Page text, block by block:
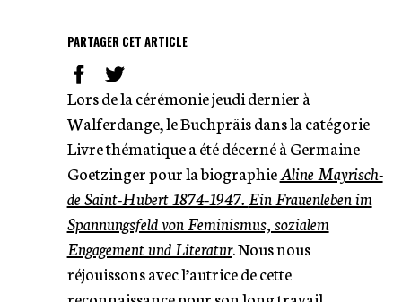
PARTAGER CET ARTICLE
Lors de la cérémonie jeudi dernier à
Walferdange, le Buchpräis dans la catégorie
Livre thématique a été décerné à Germaine
Goetzinger pour la biographieAline Mayrisch-
de Saint-Hubert 1874-1947.Ein Frauenleben im
Spannungsfeld von Feminismus, sozialem
Engagement und Literatur. Nous nous
réjouissons avec l’autrice de cette